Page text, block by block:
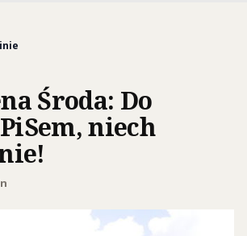
Środa: Do
niech